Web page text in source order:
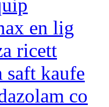
en lig
ricett
saft kaufe
co